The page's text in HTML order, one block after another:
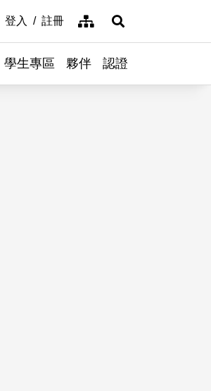
登入 註冊 網站導覽展開搜尋
學生專區 夥伴 認證